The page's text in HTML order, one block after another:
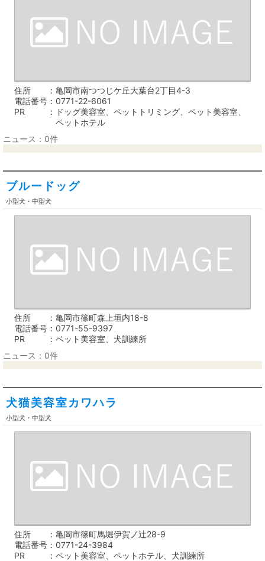
住所
亀岡市南つつじケ丘大葉台2丁目4-3
電話番号
0771-22-6061
PR
ドッグ美容室、ペットトリミング、ペット美容室、
ペットホテル
ニュース：0件
ブルードッグ
小型犬・中型犬
住所
亀岡市篠町森上垣内18-8
電話番号
0771-55-9397
PR
ペット美容室、犬訓練所
ニュース：0件
犬猫美容室カワハラ
小型犬・中型犬
住所
亀岡市篠町馬堀伊賀ノ辻28-9
電話番号
0771-24-3984
PR
ペット美容室、ペットホテル、犬訓練所